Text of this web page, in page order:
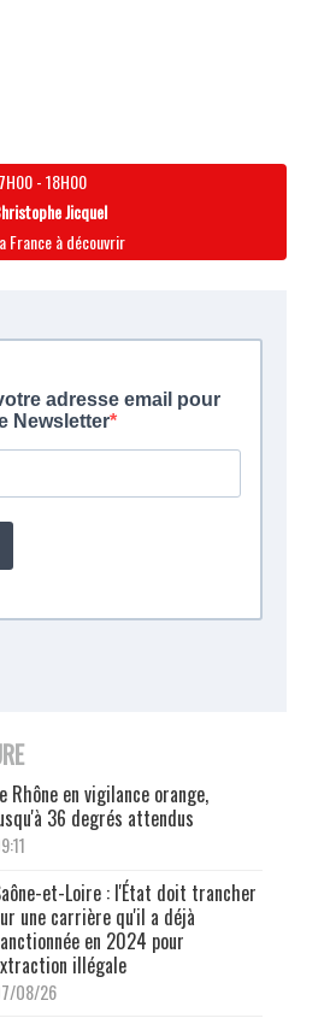
-18H00
Jicquel
France à découvrir
Rhône en vigilance orange,
36 degrés attendus
et-Loire : l'État doit trancher
une carrière qu'il a déjà
en 2024 pour
illégale
08/26